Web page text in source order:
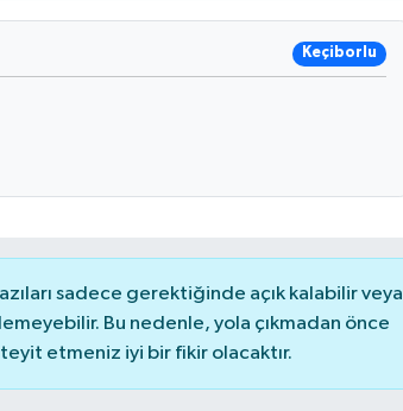
Keçiborlu
sadece gerektiğinde açık kalabilir veya
Bu nedenle, yola çıkmadan önce
etmeniz iyi bir fikir olacaktır.